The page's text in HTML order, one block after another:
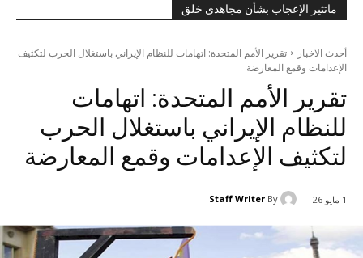
ماتثير الإعجاب بشأن مجاهدي خلق
أحدث الاخبار
تقریر الأمم المتحدة: اتهامات للنظام الإيراني باستغلال الحرب لتكثيف
الإعدامات وقمع المعارضة
تقریر الأمم المتحدة: اتهامات
للنظام الإيراني باستغلال الحرب
لتكثيف الإعدامات وقمع المعارضة
1 مايو 26 By
Staff Writer